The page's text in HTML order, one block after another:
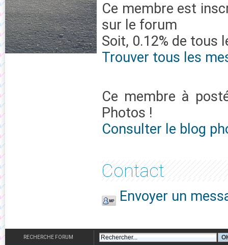
Ce membre est
sur le forum
Soit, 0.12% de tous
Trouver tous les
Ce membre à
Photos !
Consulter le blog
Contact
Envoyer un
RECHERCHE FORUM